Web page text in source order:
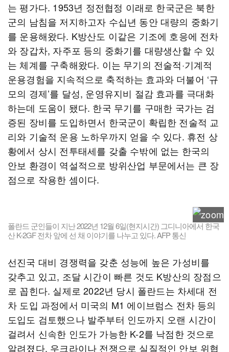
는 평가다. 1953년 정전협정 이래로 한국군은 북한
군의 남침을 저지하고자 수십년 동안 대량의 중화기
를 운용해왔다. K방산도 이같은 기조에 호응에 전차
와 장갑차, 자주포 등의 중화기를 대량생산할 수 있
는 체계를 구축해왔다. 이는 무기의 전술적·기계적
운용경험을 지속적으로 축적하는 효과와 더불어 ‘규
모의 경제’를 달성, 운영유지비 절감 효과를 극대화
하는데 도움이 됐다. 한국 무기를 구매한 국가는 검
증된 장비를 도입하면서 한국군이 확립한 전술적 교
리와 기술적 운용 노하우까지 얻을 수 있다. 휴전 상
황에서 상시 전투태세를 갖출 수밖에 없는 한국의
안보 환경이 역설적으로 방위산업 부문에서는 큰 장
점으로 작용한 셈이다.
폴란드 군인들이 지난 2022년 12월 6일(현지시간) 그디니아에서 한국
산 K-2GF 전차 앞에 선 채 이야기를 나누고 있다. AFP 통신
선진국 대비 경쟁력을 갖춘 성능에 높은 가성비를
갖추고 있고, 조달 시간이 빠른 것도 K방산의 장점으
로 꼽힌다. 실제로 2022년 당시 폴란드는 차세대 전
차 도입 과정에서 미국의 M1 에이브럼스 전차 등의
도입도 검토했으나 발주부터 인도까지 오랜 시간이
걸려서 신속한 인도가 가능한 K-2를 낙점한 것으로
알려졌다. 우크라이나 전쟁으로 실질적인 안보 위협